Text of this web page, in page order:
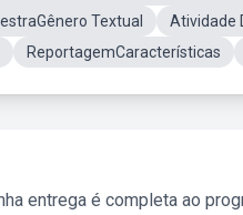
Textual
Atividade
ReportagemCaracterísticas
entrega é completa ao